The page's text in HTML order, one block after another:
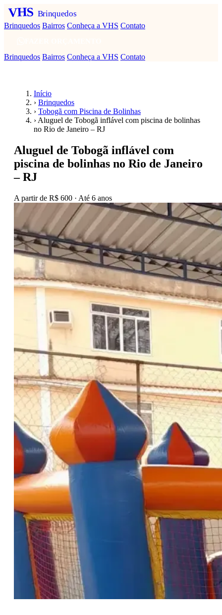
VHS Brinquedos
Brinquedos Bairros Conheça a VHS Contato
Brinquedos Bairros Conheça a VHS Contato
Início
› Brinquedos
› Tobogã com Piscina de Bolinhas
› Aluguel de Tobogã inflável com piscina de bolinhas
no Rio de Janeiro – RJ
Aluguel de Tobogã inflável com
piscina de bolinhas no Rio de Janeiro
– RJ
A partir de R$ 600 · Até 6 anos